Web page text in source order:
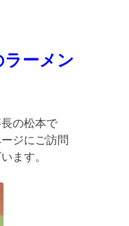
ラーメン
の松本で
ジにご訪問
ます。